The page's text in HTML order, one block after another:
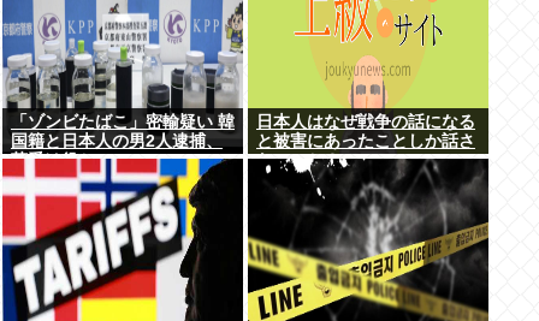
「ゾンビたばこ」密輸疑い 韓
国籍と日本人の男2人逮捕、
荷受け役か
日本人はなぜ戦争の話になる
と被害にあったことしか話さ
ないのか？